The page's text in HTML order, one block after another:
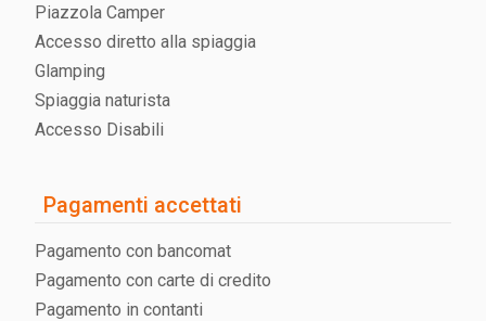
Piazzola Camper
Accesso diretto alla spiaggia
Glamping
Spiaggia naturista
Accesso Disabili
Pagamenti accettati
Pagamento con bancomat
Pagamento con carte di credito
Pagamento in contanti